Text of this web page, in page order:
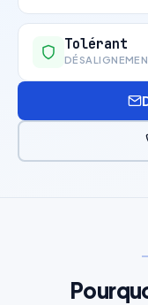
Tolérant